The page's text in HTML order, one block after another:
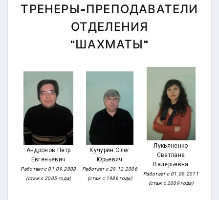
ТРЕНЕРЫ-ПРЕПОДАВАТЕЛИ
ОТДЕЛЕНИЯ
"ШАХМАТЫ"
Андронов Пётр
Евгеньевич
Работает с 01.09.2008
(стаж с 2005 года)
Кучурин Олег
Юрьевич
Работает с 29.12.2006
(стаж с 1986 года)
Лукьяненко
Светлана
Валерьевна
Работает с 01.09.2011
(стаж с 2009 года)